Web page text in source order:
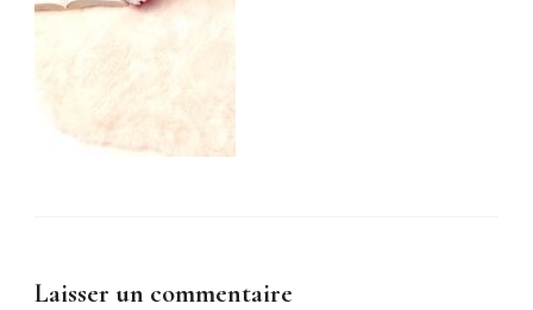
Laisser un commentaire